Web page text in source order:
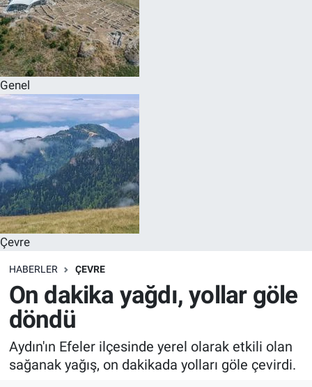
Genel
Çevre
HABERLER ÇEVRE
On dakika yağdı, yollar göle
döndü
Aydın'ın Efeler ilçesinde yerel olarak etkili olan
sağanak yağış, on dakikada yolları göle çevirdi.